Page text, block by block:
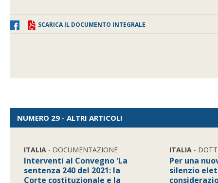
SCARICA IL DOCUMENTO INTEGRALE
NUMERO 29 - ALTRI ARTICOLI
ITALIA - DOCUMENTAZIONE
Interventi al Convegno 'La
sentenza 240 del 2021: la
Corte costituzionale e la
ITALIA -
Per una
silenzio